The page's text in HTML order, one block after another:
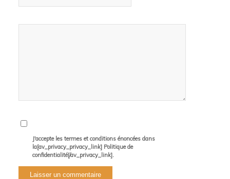
J'accepte les termes et conditions énoncées dans
la[av_privacy_privacy_link] Politique de
confidentialité[/av_privacy_link].